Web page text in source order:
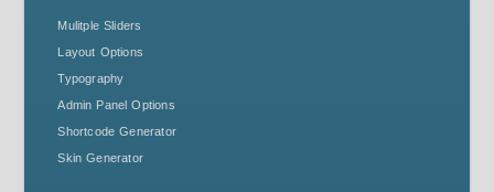
Mulitple Sliders
Layout Options
Typography
Admin Panel Options
Shortcode Generator
Skin Generator